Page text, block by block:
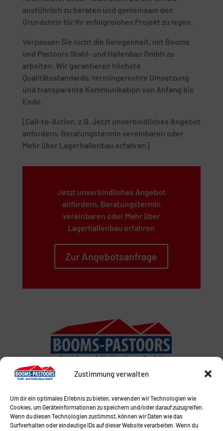
Zustimmung verwalten
Um dir ein optimales Erlebnis zu bieten, verwenden wir Technologien wie
Cookies, um Geräteinformationen zu speichern und/oder darauf zuzugreifen.
Wenn du diesen Technologien zustimmst, können wir Daten wie das
Surfverhalten oder eindeutige IDs auf dieser Website verarbeiten. Wenn du
ausführlich zu beraten und gemeinsam den
Grundstein für Ihr erfolgreiches Projekt zu legen.
Verpassen Sie nicht die Gelegenheit, mit Booms
und Pastoors Stahl- und Hallenbau GmbH zu
arbeiten. Wir garantieren höchste
Qualitätsstandards, termingerechte Umsetzung
und transparente Kommunikation von Anfang bis
Ende.
[Call-to-Action, z.B. Jetzt unverbindliches Angebot
anfordern, Beratungstermin vereinbaren oder
Mehr über Lagerhallenbau erfahren]
Jetzt unverbindliches Angebot
anfordern, Beratungstermin
vereinbaren oder Mehr über
Lagerhallenbau erfahren
Zur Angebotsanfrage